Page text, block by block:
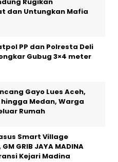
Rugikan
dan Untungkan Mafia
PP dan Polresta Deli
Gubug 3×4 meter
Gayo Lues Aceh,
Medan, Warga
Rumah
Smart Village
GRIB JAYA MADINA
Kejari Madina